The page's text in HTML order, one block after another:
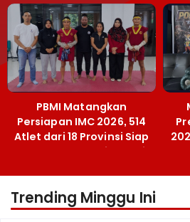
Terobosan Bangun
Grassroots
PBMI Matangkan
Persiapan IMC 2026, 514
Atlet dari 18 Provinsi Siap
Berlaga Besok di Bekasi
Trending Minggu Ini